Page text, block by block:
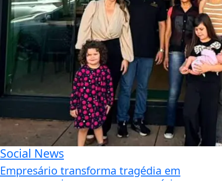
Social News
Empresário transforma tragédia em